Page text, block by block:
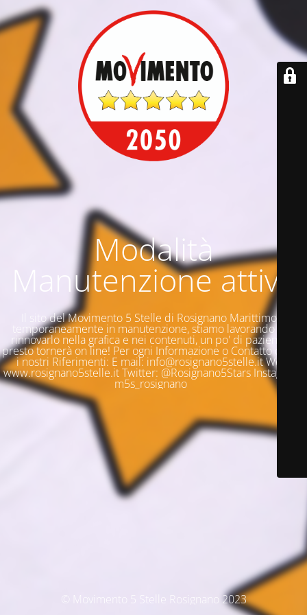
Modalità
Manutenzione attiva
Il sito del Movimento 5 Stelle di Rosignano Marittimo è
temporaneamente in manutenzione, stiamo lavorando per
rinnovarlo nella grafica e nei contenuti, un po' di pazienza e
presto tornerà on line! Per ogni Informazione o Contatto questi
i nostri Riferimenti: E mail: info@rosignano5stelle.it Web:
www.rosignano5stelle.it Twitter: @Rosignano5Stars Instagram:
m5s_rosignano
© Movimento 5 Stelle Rosignano 2023